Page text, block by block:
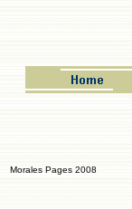
Morales Pages 2008